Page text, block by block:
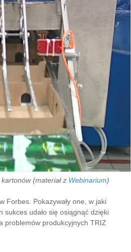
(materiał z Webinarium)
Forbes. Pokazywały one, w jaki
sukces udało się osiągnąć dzięki
problemów produkcyjnych TRIZ